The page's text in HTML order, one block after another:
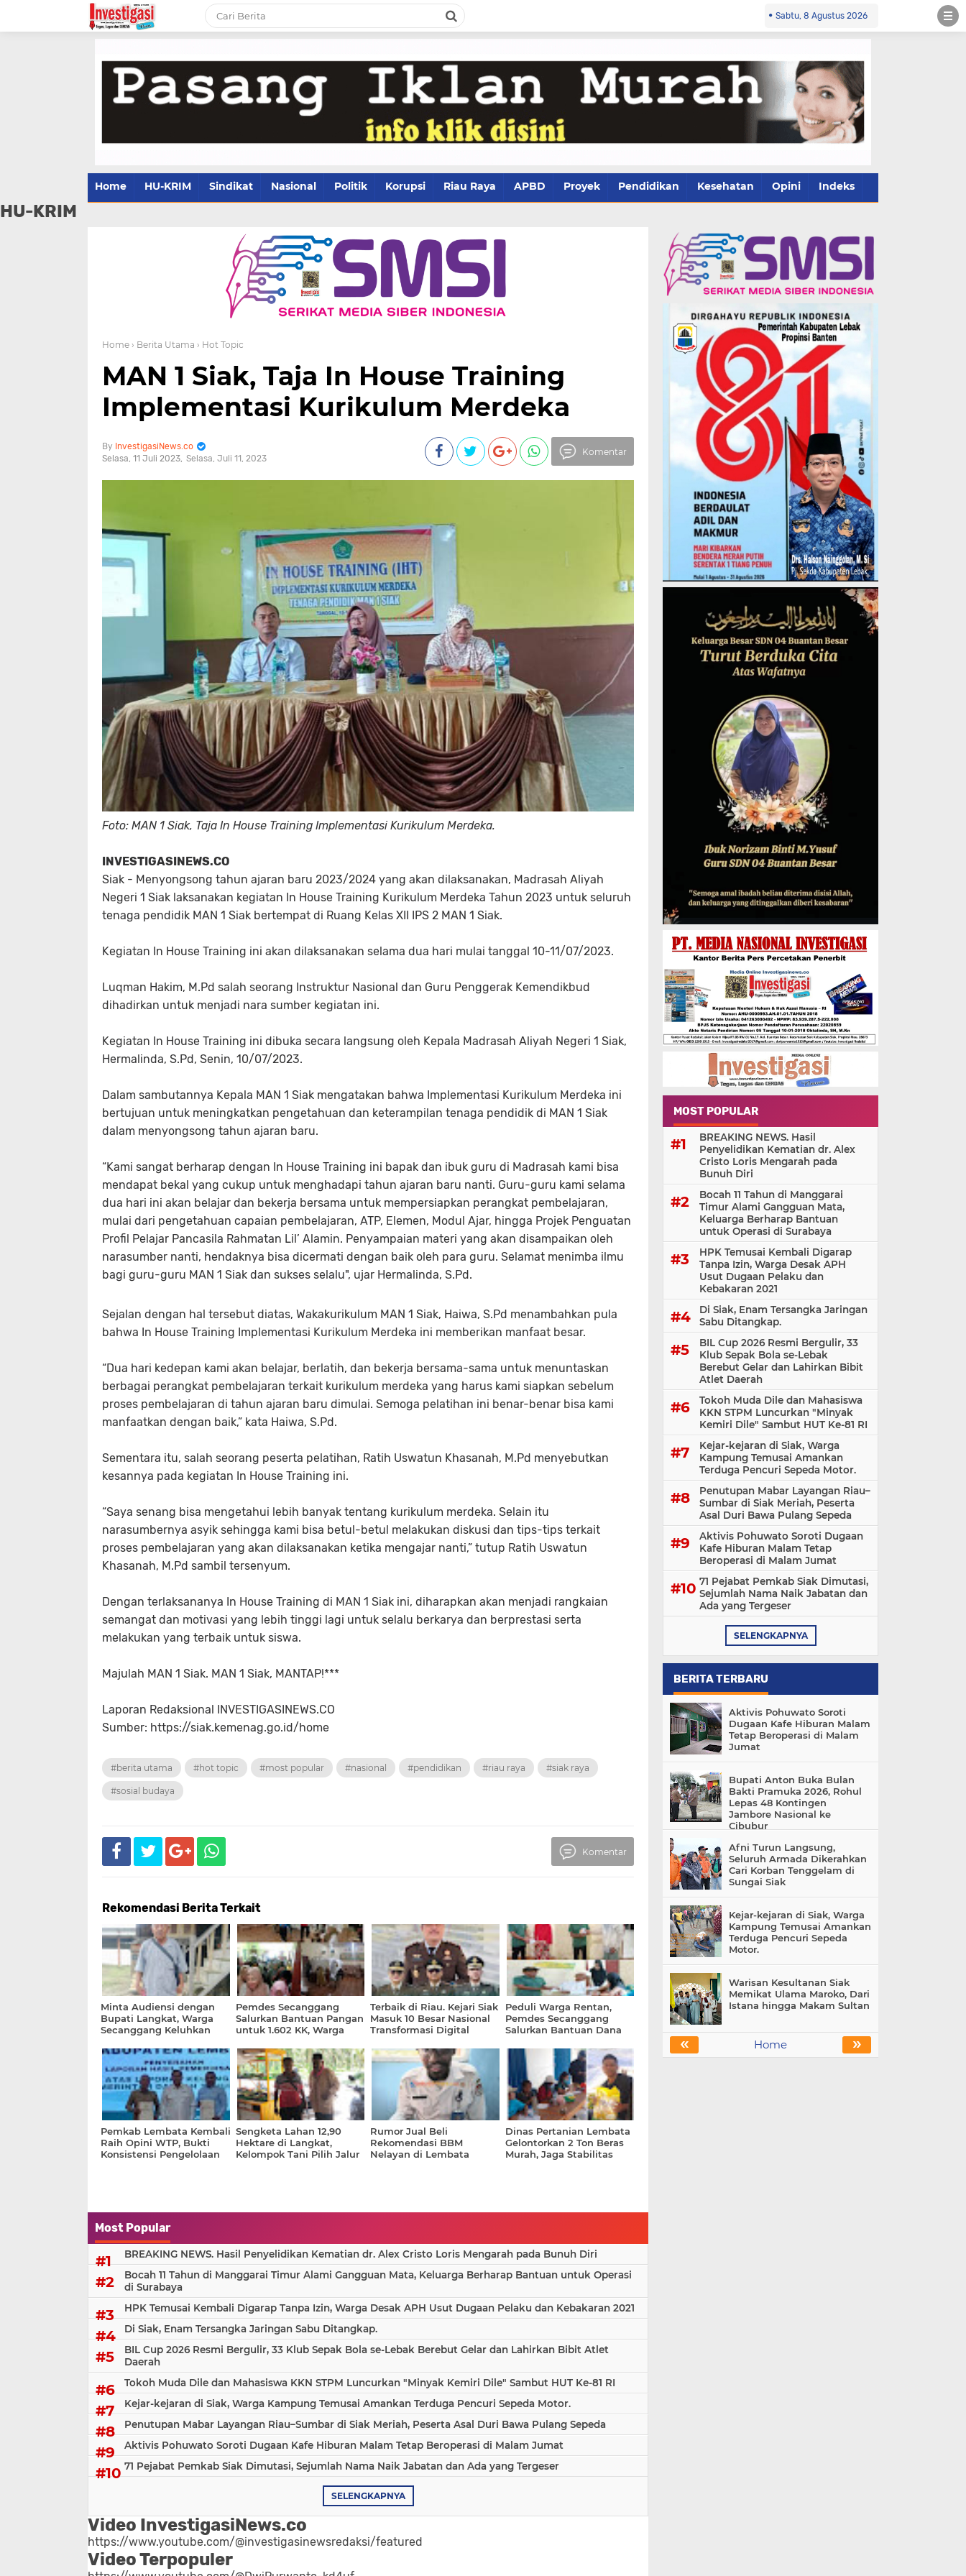
Sabtu, 8 Agustus 2026
Home HU-KRIM Sindikat Nasional Politik Korupsi Riau Raya APBD Proyek Pendidikan Kesehatan Opini Indeks
HU-KRIM
Home › Berita Utama › Hot Topic
MAN 1 Siak, Taja In House Training
Implementasi Kurikulum Merdeka
InvestigasiNews.co
Selasa, 11 Juli 2023 Selasa, Juli 11, 2023
Komentar
Foto: MAN 1 Siak, Taja In House Training Implementasi Kurikulum Merdeka.
INVESTIGASINEWS.CO
Siak - Menyongsong tahun ajaran baru 2023/2024 yang akan dilaksanakan, Madrasah Aliyah
Negeri 1 Siak laksanakan kegiatan In House Training Kurikulum Merdeka Tahun 2023 untuk seluruh
tenaga pendidik MAN 1 Siak bertempat di Ruang Kelas XII IPS 2 MAN 1 Siak.
Kegiatan In House Training ini akan dilaksanakan selama dua hari mulai tanggal 10-11/07/2023.
Luqman Hakim, M.Pd salah seorang Instruktur Nasional dan Guru Penggerak Kemendikbud
dihadirkan untuk menjadi nara sumber kegiatan ini.
Kegiatan In House Training ini dibuka secara langsung oleh Kepala Madrasah Aliyah Negeri 1 Siak,
Hermalinda, S.Pd, Senin, 10/07/2023.
Dalam sambutannya Kepala MAN 1 Siak mengatakan bahwa Implementasi Kurikulum Merdeka ini
bertujuan untuk meningkatkan pengetahuan dan keterampilan tenaga pendidik di MAN 1 Siak
dalam menyongsong tahun ajaran baru.
“Kami sangat berharap dengan In House Training ini bapak dan ibuk guru di Madrasah kami bisa
mendapat bekal yang cukup untuk menghadapi tahun ajaran baru nanti. Guru-guru kami selama
dua hari ini akan belajar dan bekerja bersama untuk mempersiapkan perangkat pembelajaran,
mulai dari pengetahuan capaian pembelajaran, ATP, Elemen, Modul Ajar, hingga Projek Penguatan
Profil Pelajar Pancasila Rahmatan Lil’ Alamin. Penyampaian materi yang akan disampaikan oleh
narasumber nanti, hendaknya bisa dicermati dengan baik oleh para guru. Selamat menimba ilmu
bagi guru-guru MAN 1 Siak dan sukses selalu", ujar Hermalinda, S.Pd.
Sejalan dengan hal tersebut diatas, Wakakurikulum MAN 1 Siak, Haiwa, S.Pd menambahkan pula
bahwa In House Training Implementasi Kurikulum Merdeka ini memberikan manfaat besar.
“Dua hari kedepan kami akan belajar, berlatih, dan bekerja bersama-sama untuk menuntaskan
berbagai perangkat pembelajaran terkait kurikulum merdeka yang harus kami siapkan sebelum
proses pembelajaran di tahun ajaran baru dimulai. Semoga pelatihan ini benar-benar bisa kami
manfaatkan dengan baik,” kata Haiwa, S.Pd.
Sementara itu, salah seorang peserta pelatihan, Ratih Uswatun Khasanah, M.Pd menyebutkan
kesannya pada kegiatan In House Training ini.
“Saya senang bisa mengetahui lebih banyak tentang kurikulum merdeka. Selain itu
narasumbernya asyik sehingga kami bisa betul-betul melakukan diskusi dan tips-tips terkait
proses pembelajaran yang akan dilaksanakan ketika mengajar nanti,” tutup Ratih Uswatun
Khasanah, M.Pd sambil tersenyum.
Dengan terlaksananya In House Training di MAN 1 Siak ini, diharapkan akan menjadi rangkaian
semangat dan motivasi yang lebih tinggi lagi untuk selalu berkarya dan berprestasi serta
melakukan yang terbaik untuk siswa.
Majulah MAN 1 Siak. MAN 1 Siak, MANTAP!***
Laporan Redaksional INVESTIGASINEWS.CO
Sumber: https://siak.kemenag.go.id/home
#berita utama #hot topic #most popular #nasional #pendidikan #riau raya #siak raya
#sosial budaya
Komentar
Rekomendasi Berita Terkait
Minta Audiensi dengan
Bupati Langkat, Warga
Secanggang Keluhkan
Kunjung Tuntas
Pemdes Secanggang
Salurkan Bantuan Pangan
untuk 1.602 KK, Warga
Liter Minyak Goreng
Terbaik di Riau. Kejari Siak
Masuk 10 Besar Nasional
Transformasi Digital
Peduli Warga Rentan,
Pemdes Secanggang
Salurkan Bantuan Dana
Pemkab Lembata Kembali
Raih Opini WTP, Bukti
Konsistensi Pengelolaan
Sengketa Lahan 12,90
Hektare di Langkat,
Kelompok Tani Pilih Jalur
Rumor Jual Beli
Rekomendasi BBM
Nelayan di Lembata
Dinas Pertanian Lembata
Gelontorkan 2 Ton Beras
Murah, Jaga Stabilitas
Most Popular
BREAKING NEWS. Hasil Penyelidikan Kematian dr. Alex Cristo Loris Mengarah pada Bunuh Diri
Bocah 11 Tahun di Manggarai Timur Alami Gangguan Mata, Keluarga Berharap Bantuan untuk Operasi
di Surabaya
HPK Temusai Kembali Digarap Tanpa Izin, Warga Desak APH Usut Dugaan Pelaku dan Kebakaran 2021
Di Siak, Enam Tersangka Jaringan Sabu Ditangkap.
BIL Cup 2026 Resmi Bergulir, 33 Klub Sepak Bola se-Lebak Berebut Gelar dan Lahirkan Bibit Atlet
Daerah
Tokoh Muda Dile dan Mahasiswa KKN STPM Luncurkan "Minyak Kemiri Dile" Sambut HUT Ke-81 RI
Kejar-kejaran di Siak, Warga Kampung Temusai Amankan Terduga Pencuri Sepeda Motor.
Penutupan Mabar Layangan Riau–Sumbar di Siak Meriah, Peserta Asal Duri Bawa Pulang Sepeda
Aktivis Pohuwato Soroti Dugaan Kafe Hiburan Malam Tetap Beroperasi di Malam Jumat
71 Pejabat Pemkab Siak Dimutasi, Sejumlah Nama Naik Jabatan dan Ada yang Tergeser
SELENGKAPNYA
Video InvestigasiNews.co
https://www.youtube.com/@investigasinewsredaksi/featured
Video Terpopuler
MOST POPULAR
BREAKING NEWS. Hasil
Penyelidikan Kematian dr. Alex
Cristo Loris Mengarah pada
Bunuh Diri
Bocah 11 Tahun di Manggarai
Timur Alami Gangguan Mata,
Keluarga Berharap Bantuan
untuk Operasi di Surabaya
HPK Temusai Kembali Digarap
Tanpa Izin, Warga Desak APH
Usut Dugaan Pelaku dan
Kebakaran 2021
Di Siak, Enam Tersangka Jaringan
Sabu Ditangkap.
BIL Cup 2026 Resmi Bergulir, 33
Klub Sepak Bola se-Lebak
Berebut Gelar dan Lahirkan Bibit
Atlet Daerah
Tokoh Muda Dile dan Mahasiswa
KKN STPM Luncurkan "Minyak
Kemiri Dile" Sambut HUT Ke-81 RI
Kejar-kejaran di Siak, Warga
Kampung Temusai Amankan
Terduga Pencuri Sepeda Motor.
Penutupan Mabar Layangan Riau–
Sumbar di Siak Meriah, Peserta
Asal Duri Bawa Pulang Sepeda
Aktivis Pohuwato Soroti Dugaan
Kafe Hiburan Malam Tetap
Beroperasi di Malam Jumat
71 Pejabat Pemkab Siak Dimutasi,
Sejumlah Nama Naik Jabatan dan
Ada yang Tergeser
SELENGKAPNYA
BERITA TERBARU
Aktivis Pohuwato Soroti
Dugaan Kafe Hiburan Malam
Tetap Beroperasi di Malam
Jumat
Bupati Anton Buka Bulan
Bakti Pramuka 2026, Rohul
Lepas 48 Kontingen
Jambore Nasional ke
Cibubur
Afni Turun Langsung,
Seluruh Armada Dikerahkan
Cari Korban Tenggelam di
Sungai Siak
Kejar-kejaran di Siak, Warga
Kampung Temusai Amankan
Terduga Pencuri Sepeda
Motor.
Warisan Kesultanan Siak
Memikat Ulama Maroko, Dari
Istana hingga Makam Sultan
« »
Home